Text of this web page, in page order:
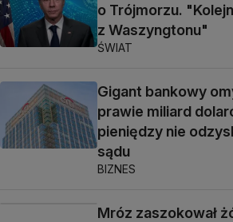
o Trójmorzu.
z Waszyngtonu"
ŚWIAT
Gigant bankowy
prawie miliard
pieniędzy nie
sądu
BIZNES
Mróz zaszokował